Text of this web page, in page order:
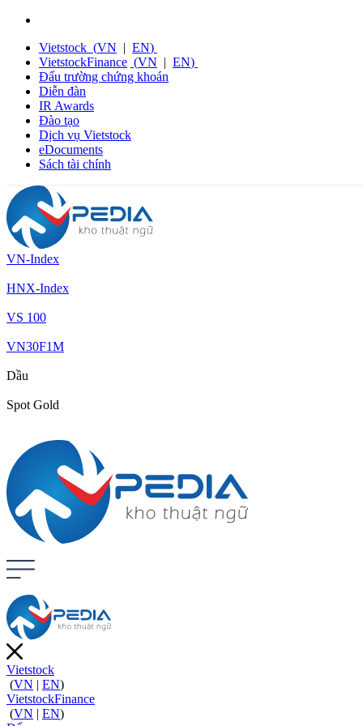
Vietstock (VN | EN)
VietstockFinance (VN | EN)
Đấu trường chứng khoán
Diễn đàn
IR Awards
Đào tạo
Dịch vụ Vietstock
eDocuments
Sách tài chính
VN-Index
HNX-Index
VS 100
VN30F1M
Dầu
Spot Gold
Vietstock
(VN | EN)
VietstockFinance
(VN | EN)